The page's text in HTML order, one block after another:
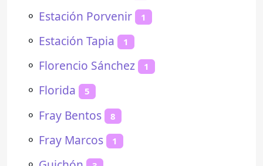
⚬ Estación Porvenir 1
⚬ Estación Tapia 1
⚬ Florencio Sánchez 1
⚬ Florida 5
⚬ Fray Bentos 8
⚬ Fray Marcos 1